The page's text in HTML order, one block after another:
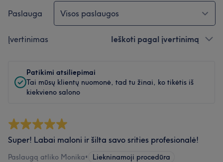
Paslauga Visos paslaugos
Įvertinimas Ieškoti pagal įvertinimą
Patikimi atsiliepimai
Tai mūsų klientų nuomonė, tad tu žinai, ko tikėtis iš
kiekvieno salono
Super! Labai maloni ir šilta savo srities profesionalė!
Paslaugą atliko Monika• Liekninamoji procedūra